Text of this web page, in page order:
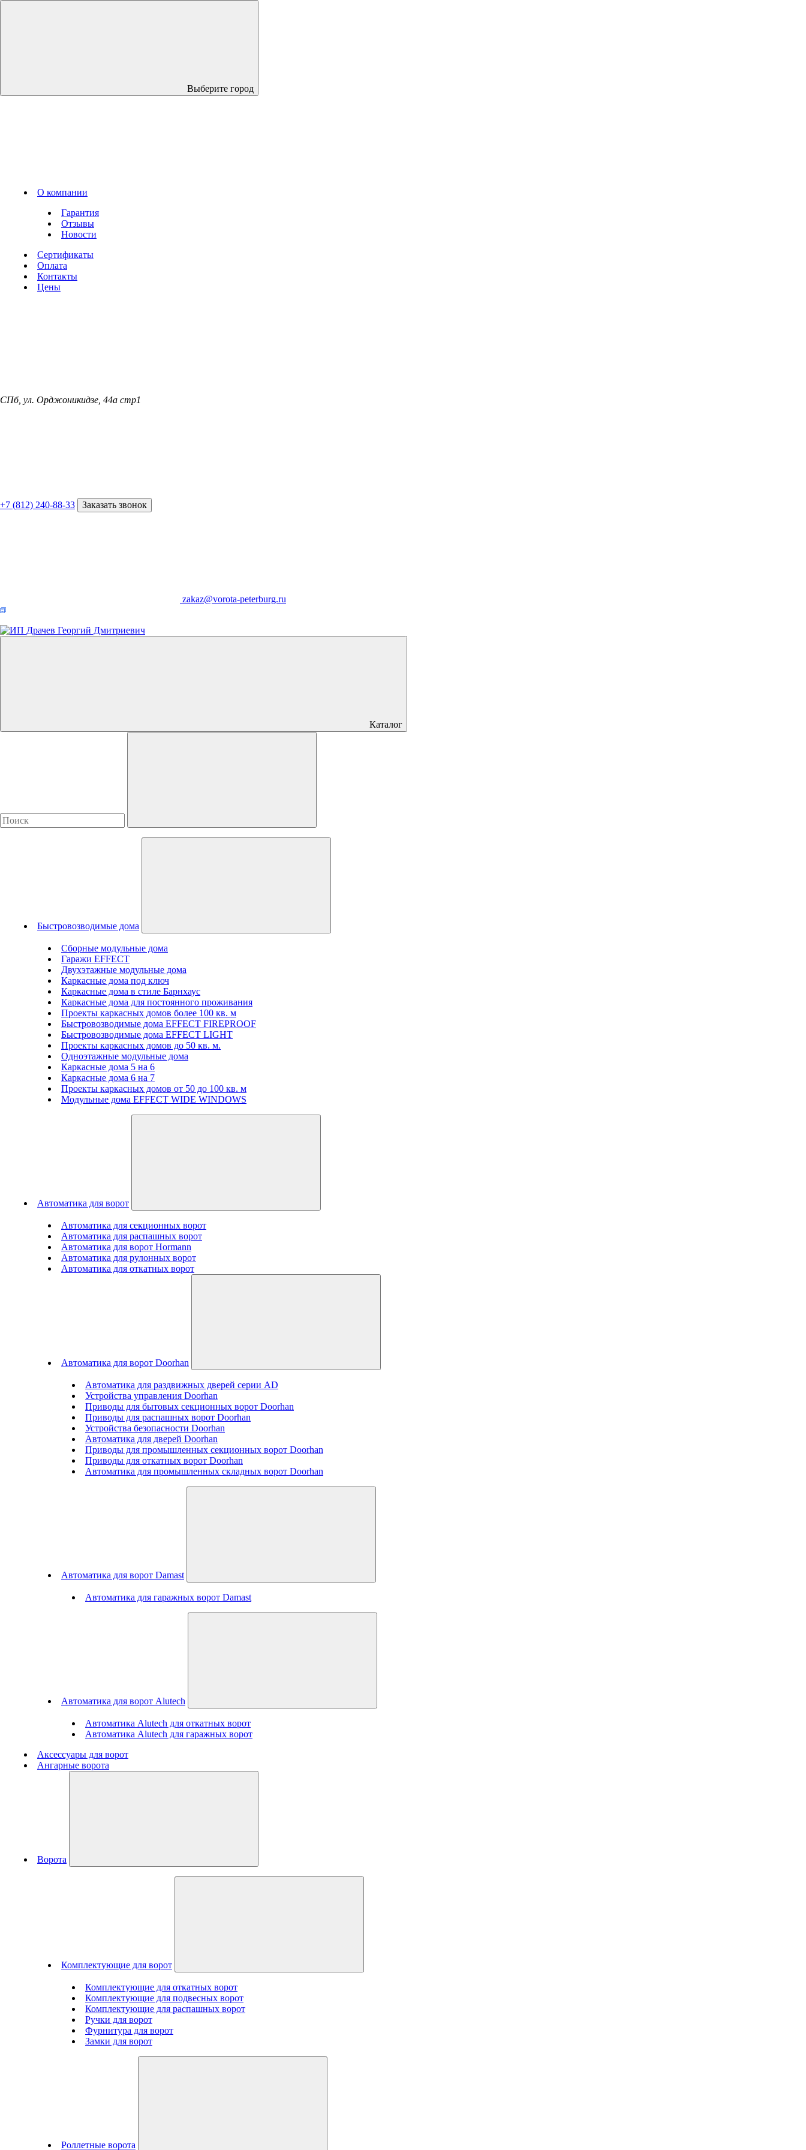
Выберите город
О компании
Гарантия
Отзывы
Новости
Сертификаты
Оплата
Контакты
Цены
СПб, ул. Орджоникидзе, 44а стр1
+7 (812) 240-88-33 Заказать звонок
zakaz@vorota-peterburg.ru
Каталог
Быстровозводимые дома
Сборные модульные дома
Гаражи EFFECT
Двухэтажные модульные дома
Каркасные дома под ключ
Каркасные дома в стиле Барнхаус
Каркасные дома для постоянного проживания
Проекты каркасных домов более 100 кв. м
Быстровозводимые дома EFFECT FIREPROOF
Быстровозводимые дома EFFECT LIGHT
Проекты каркасных домов до 50 кв. м.
Одноэтажные модульные дома
Каркасные дома 5 на 6
Каркасные дома 6 на 7
Проекты каркасных домов от 50 до 100 кв. м
Модульные дома EFFECT WIDE WINDOWS
Автоматика для ворот
Автоматика для секционных ворот
Автоматика для распашных ворот
Автоматика для ворот Hormann
Автоматика для рулонных ворот
Автоматика для откатных ворот
Автоматика для ворот Doorhan
Автоматика для раздвижных дверей серии AD
Устройства управления Doorhan
Приводы для бытовых секционных ворот Doorhan
Приводы для распашных ворот Doorhan
Устройства безопасности Doorhan
Автоматика для дверей Doorhan
Приводы для промышленных секционных ворот Doorhan
Приводы для откатных ворот Doorhan
Автоматика для промышленных складных ворот Doorhan
Автоматика для ворот Damast
Автоматика для гаражных ворот Damast
Автоматика для ворот Alutech
Автоматика Alutech для откатных ворот
Автоматика Alutech для гаражных ворот
Аксессуары для ворот
Ангарные ворота
Ворота
Комплектующие для ворот
Комплектующие для откатных ворот
Комплектующие для подвесных ворот
Комплектующие для распашных ворот
Ручки для ворот
Фурнитура для ворот
Замки для ворот
Роллетные ворота